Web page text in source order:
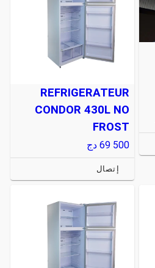
REFRIGERATEUR
CONDOR 430L NO
FROST
69 500 دج
إتصال